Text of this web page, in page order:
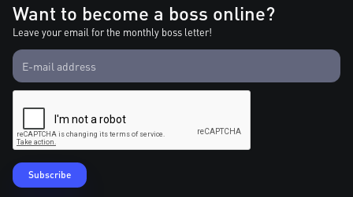
Want to become a boss online?
Leave your email for the monthly boss letter!